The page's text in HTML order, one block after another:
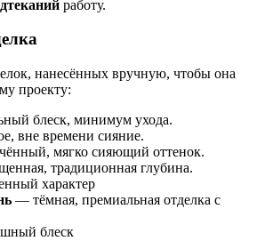
работу.
нанесённых вручную, чтобы она
проекту:
блеск, минимум ухода.
вне времени сияние.
мягко сияющий оттенок.
традиционная глубина.
характер
— тёмная, премиальная отделка с
блеск